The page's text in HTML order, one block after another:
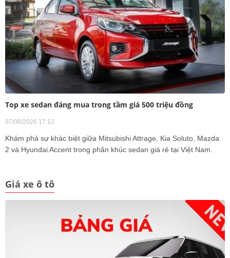
Top xe sedan đáng mua trong tầm giá 500 triệu đồng
07/08/2026 17:12
Khám phá sự khác biệt giữa Mitsubishi Attrage, Kia Soluto, Mazda
2 và Hyundai Accent trong phân khúc sedan giá rẻ tại Việt Nam.
Giá xe ô tô